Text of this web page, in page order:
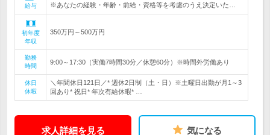
給与
※あなたの経験・年齢・前給・資格等を考慮のうえ決定いた…
初年度
年収
350万円～500万円
勤務
時間
9:00～17:30（実働7時間30分／休憩60分）※時間外労働あり
休日
休暇
＼年間休日121日／* 週休2日制（土・日）※土曜日出勤が月1～3
回あり* 祝日* 年次有給休暇* …
求人詳細を見る 気になる